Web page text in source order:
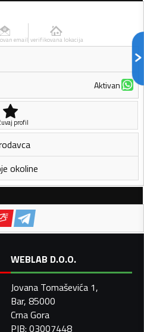
email verifikovana lokacija
Aktivan
profil
okoline
WEBLAB D.O.O.
Jovana Tomaševića 1,
Bar, 85000
Crna Gora
PIB: 03007448